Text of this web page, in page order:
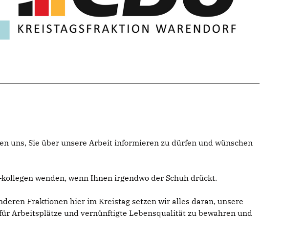
uns, Sie über unsere Arbeit informieren zu dürfen und wünschen
wenden, wenn Ihnen irgendwo der Schuh drückt.
Fraktionen hier im Kreistag setzen wir alles daran, unsere
Arbeitsplätze und vernünftigte Lebensqualität zu bewahren und